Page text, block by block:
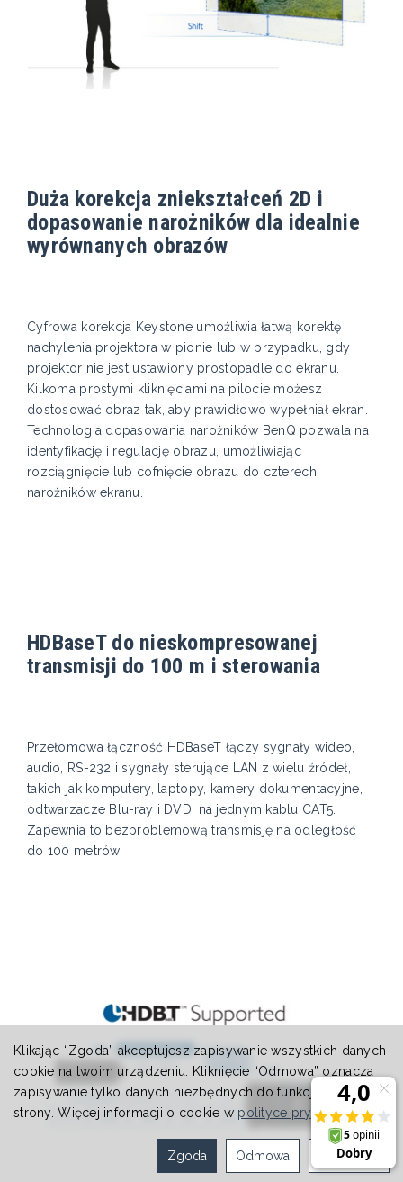
Duża korekcja zniekształceń 2D i
dopasowanie narożników dla idealnie
wyrównanych obrazów
Cyfrowa korekcja Keystone umożliwia łatwą korektę
nachylenia projektora w pionie lub w przypadku, gdy
projektor nie jest ustawiony prostopadle do ekranu.
Kilkoma prostymi kliknięciami na pilocie możesz
dostosować obraz tak, aby prawidłowo wypełniał ekran.
Technologia dopasowania narożników BenQ pozwala na
identyfikację i regulację obrazu, umożliwiając
rozciągnięcie lub cofnięcie obrazu do czterech
narożników ekranu.
HDBaseT do nieskompresowanej
transmisji do 100 m i sterowania
Przełomowa łączność HDBaseT łączy sygnały wideo,
audio, RS-232 i sygnały sterujące LAN z wielu źródeł,
takich jak komputery, laptopy, kamery dokumentacyjne,
odtwarzacze Blu-ray i DVD, na jednym kablu CAT5.
Zapewnia to bezproblemową transmisję na odległość
do 100 metrów.
Klikając “Zgoda” akceptujesz zapisywanie wszystkich danych
cookie na twoim urządzeniu. Kliknięcie “Odmowa” oznacza
zapisywanie tylko danych niezbędnych do funkcjonowania
strony. Więcej informacji o cookie w polityce prywatności.
Ustawienia
Odmowa
Zgoda